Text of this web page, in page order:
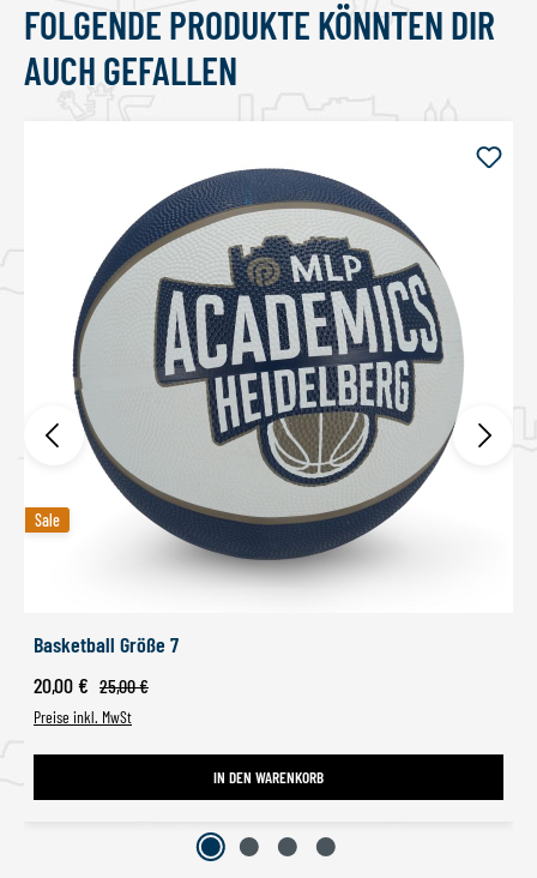
Produktgalerie überspringen
FOLGENDE PRODUKTE KÖNNTEN DIR
AUCH GEFALLEN
Sale
Sale
Basketball Größe 7
Verkaufspreis:
20,00 € Regulärer Preis:
25,00 €
Preise inkl. MwSt
IN DEN WARENKORB